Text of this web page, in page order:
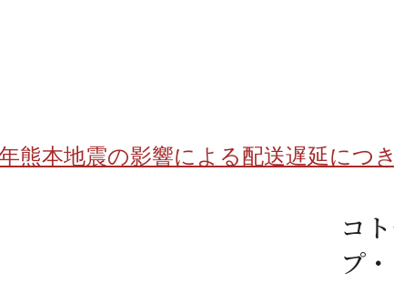
豊洲
熊本地震の影響による配送遅延につ
コ
プ